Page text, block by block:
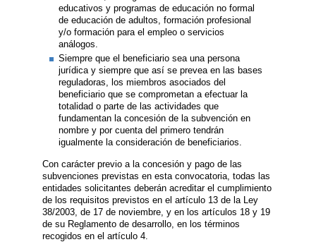
educativos y programas de educación no formal
de educación de adultos, formación profesional
y/o formación para el empleo o servicios
análogos.
Siempre que el beneficiario sea una persona
jurídica y siempre que así se prevea en las bases
reguladoras, los miembros asociados del
beneficiario que se comprometan a efectuar la
totalidad o parte de las actividades que
fundamentan la concesión de la subvención en
nombre y por cuenta del primero tendrán
igualmente la consideración de beneficiarios.
Con carácter previo a la concesión y pago de las
subvenciones previstas en esta convocatoria, todas las
entidades solicitantes deberán acreditar el cumplimiento
de los requisitos previstos en el artículo 13 de la Ley
38/2003, de 17 de noviembre, y en los artículos 18 y 19
de su Reglamento de desarrollo, en los términos
recogidos en el artículo 4.